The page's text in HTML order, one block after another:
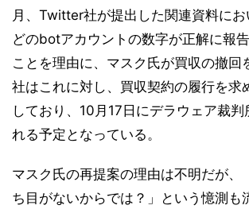
月、Twitter社が提出した関連資料に
どのbotアカウントの数字が正解に報告
ことを理由に、マスク氏が買収の撤
社はこれに対し、買収契約の履行を求
しており、10月17日にデラウェア裁
れる予定となっている。
マスク氏の再提案の理由は不明だが、
ち目がないからでは？」という憶測も